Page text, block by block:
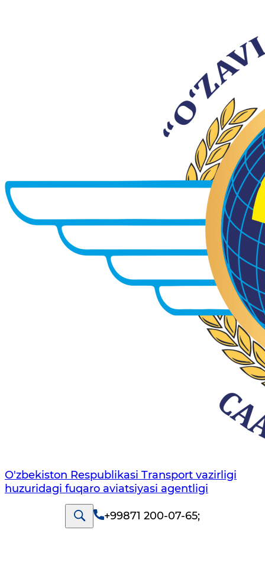
O'zbekiston Respublikasi Transport vazirligi
huzuridagi fuqaro aviatsiyasi agentligi
+99871 200-07-65;